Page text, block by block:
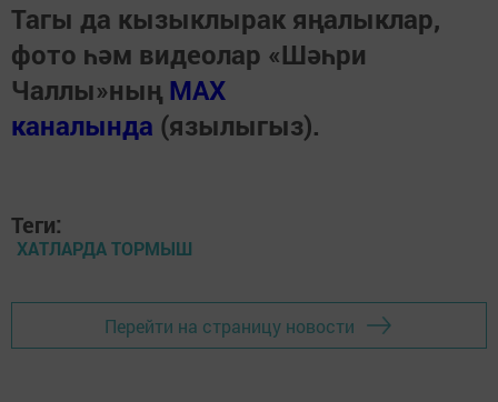
Тагы да кызыклырак яңалыклар,
фото һәм видеолар «Шәһри
Чаллы»ның MAX
каналында (язылыгыз).
Теги:
ХАТЛАРДА ТОРМЫШ
Перейти на страницу новости